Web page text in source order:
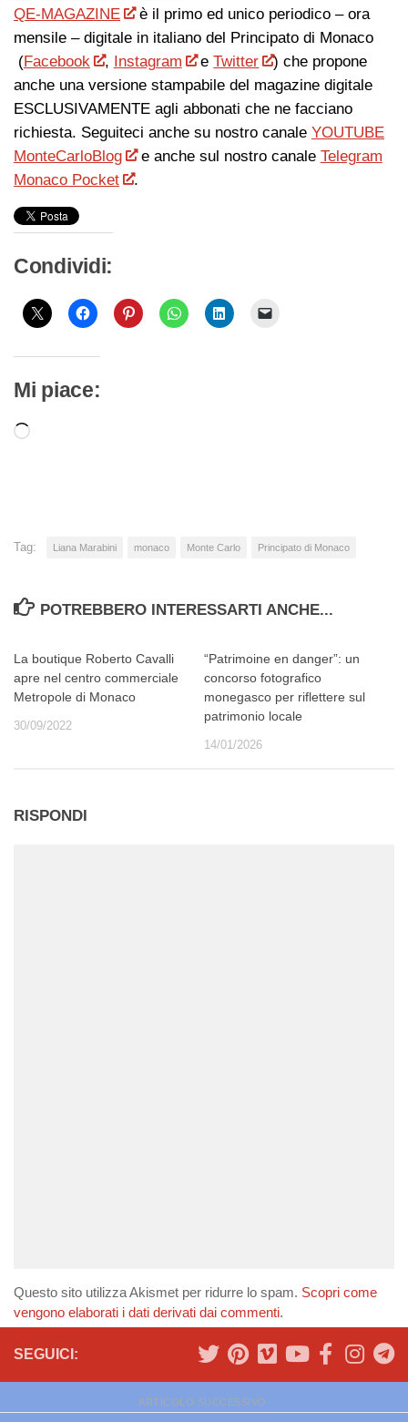
QE-MAGAZINE
è il primo ed unico periodico – ora
mensile – digitale in italiano del Principato di Monaco
(Facebook , Instagram eTwitter
) che propone
anche una versione stampabile del magazine digitale
ESCLUSIVAMENTE agli abbonati che ne facciano
richiesta. Seguiteci anche su nostro canale YOUTUBE
MonteCarloBlog
e anche sul nostro canale Telegram
Monaco Pocket
.
Condividi:
Mi piace:
Caricamento
Tag: Liana Marabini monaco Monte Carlo Principato di Monaco
POTREBBERO INTERESSARTI ANCHE...
La boutique Roberto Cavalli
apre nel centro commerciale
Metropole di Monaco
30/09/2022
“Patrimoine en danger”: un
concorso fotografico
monegasco per riflettere sul
patrimonio locale
14/01/2026
RISPONDI
Questo sito utilizza Akismet per ridurre lo spam. Scopri come
vengono elaborati i dati derivati dai commenti.
SEGUICI:
ARTICOLO SUCCESSIVO